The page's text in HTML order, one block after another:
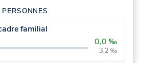
familial
0,0 ‰
3,2 ‰